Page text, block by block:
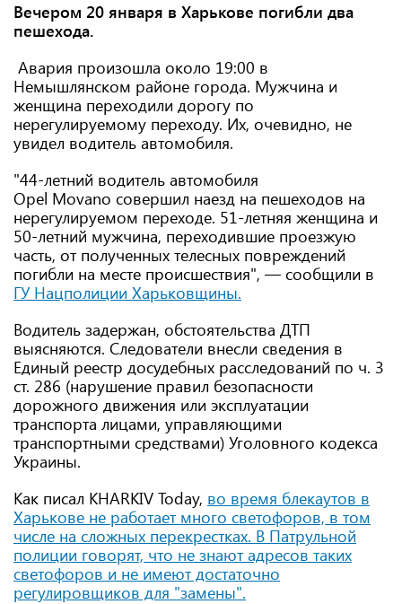
Вечером 20 января в Харькове погибли два
пешехода.
Авария произошла около 19:00 в
Немышлянском районе города. Мужчина и
женщина переходили дорогу по
нерегулируемому переходу. Их, очевидно, не
увидел водитель автомобиля.
"44-летний водитель автомобиля
Opel Movano совершил наезд на пешеходов на
нерегулируемом переходе. 51-летняя женщина и
50-летний мужчина, переходившие проезжую
часть, от полученных телесных повреждений
погибли на месте происшествия", — сообщили в
ГУ Нацполиции Харьковщины.
Водитель задержан, обстоятельства ДТП
выясняются. Следователи внесли сведения в
Единый реестр досудебных расследований по ч. 3
ст. 286 (нарушение правил безопасности
дорожного движения или эксплуатации
транспорта лицами, управляющими
транспортными средствами) Уголовного кодекса
Украины.
Как писал KHARKIV Today, во время блекаутов в
Харькове не работает много светофоров, в том
числе на сложных перекрестках. В Патрульной
полиции говорят, что не знают адресов таких
светофоров и не имеют достаточно
регулировщиков для "замены".